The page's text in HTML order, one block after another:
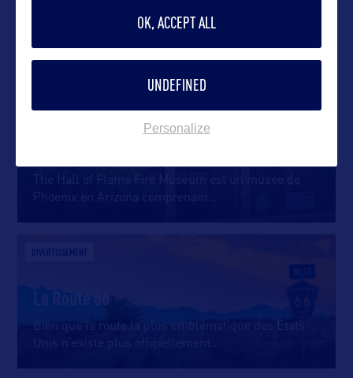
DANS LA MÊME CATEGORIE
The Hall of Flame Fire Museum est un musée de
Phoenix en Arizona comprenant
DIVERTISSEMENT
La Route 66
Bien que la route la plus emblématique des Etats-
Unis n’existe plus officiellement
OK, ACCEPT ALL
UNDEFINED
Personalize